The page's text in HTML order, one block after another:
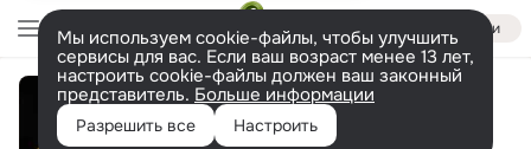
Войти
Мы используем cookie-файлы, чтобы улучшить
сервисы для вас. Если ваш возраст менее 13 лет,
настроить cookie-файлы должен ваш законный
представитель. Больше информации
Разрешить все Настроить
Альпина